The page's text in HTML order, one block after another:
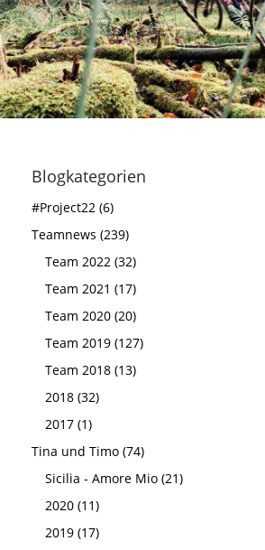
Blogkategorien
#Project22 (6)
Teamnews (239)
Team 2022 (32)
Team 2021 (17)
Team 2020 (20)
Team 2019 (127)
Team 2018 (13)
2018 (32)
2017 (1)
Tina und Timo (74)
Sicilia - Amore Mio (21)
2020 (11)
2019 (17)